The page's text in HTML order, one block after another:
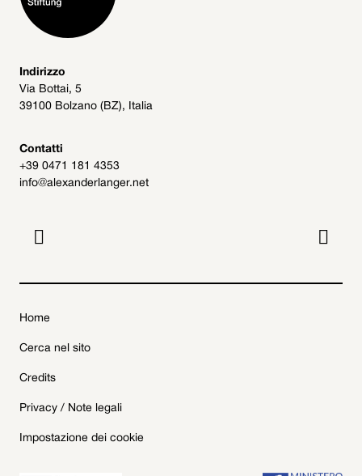
Indirizzo
Via Bottai, 5
39100 Bolzano (BZ), Italia
Contatti
+39 0471 181 4353
info@alexanderlanger.net
 
Home
Cerca nel sito
Credits
Privacy / Note legali
Impostazione dei cookie